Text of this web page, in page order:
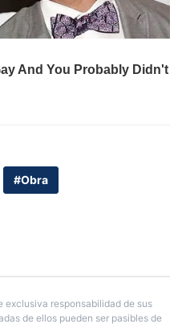
#Obra
exclusiva responsabilidad de sus
de ellos pueden ser pasibles de